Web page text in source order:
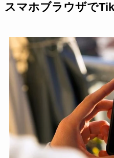
スマホブラウザで